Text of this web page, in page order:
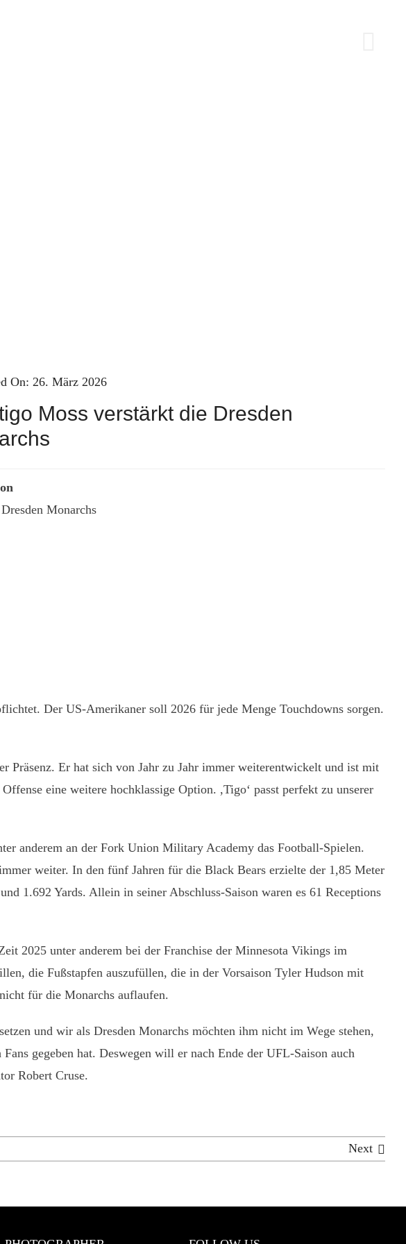
On: 26. März 2026
Moss verstärkt die Dresden
Monarchs
Der US-Amerikaner soll 2026 für jede Menge Touchdowns sorgen.
Präsenz. Er hat sich von Jahr zu Jahr immer weiterentwickelt und ist mit
eine weitere hochklassige Option. ,Tigo‘ passt perfekt zu unserer
anderem an der Fork Union Military Academy das Football-Spielen.
weiter. In den fünf Jahren für die Black Bears erzielte der 1,85 Meter
1.692 Yards. Allein in seiner Abschluss-Saison waren es 61 Receptions
2025 unter anderem bei der Franchise der Minnesota Vikings im
die Fußstapfen auszufüllen, die in der Vorsaison Tyler Hudson mit
für die Monarchs auflaufen.
und wir als Dresden Monarchs möchten ihm nicht im Wege stehen,
gegeben hat. Deswegen will er nach Ende der UFL-Saison auch
Robert Cruse.
Next